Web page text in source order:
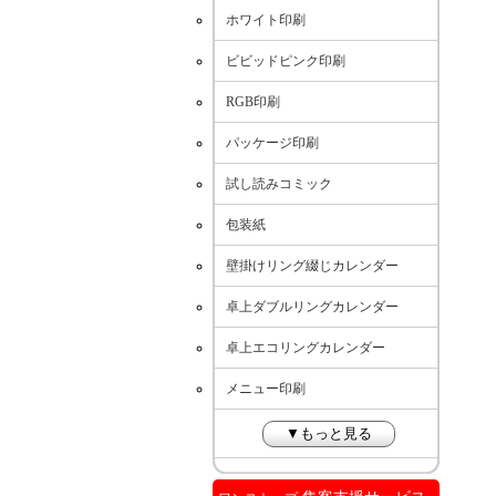
ホワイト印刷
ビビッドピンク印刷
RGB印刷
パッケージ印刷
試し読みコミック
包装紙
壁掛けリング綴じカレンダー
卓上ダブルリングカレンダー
卓上エコリングカレンダー
メニュー印刷
▼もっと見る